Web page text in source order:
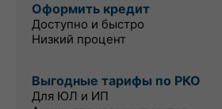
Оформить кредит
Доступно и быстро
Низкий процент
Выгодные тарифы по РКО
Для ЮЛ и ИП